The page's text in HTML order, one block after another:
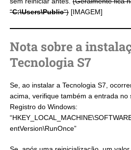
“C:\Users\Public“) [IMAGEM]
Nota sobre a
Tecnologia S7
Se, ao instalar a Tecnologia S7,
acima, verifique também a entrada no
Registro do Windows:
entVersion\RunOnce”